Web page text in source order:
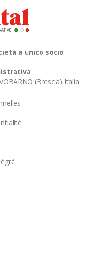
a unico socio
(Brescia) Italia